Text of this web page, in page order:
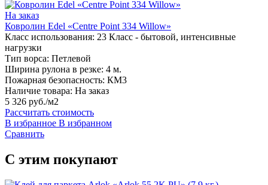
На заказ
Ковролин Edel «Centre Point 334 Willow»
Класс использования: 23 Класс - бытовой, интенсивные
нагрузки
Тип ворса: Петлевой
Ширина рулона в резке: 4 м.
Пожарная безопасность: КМ3
Наличие товара: На заказ
5 326 руб./м2
Рассчитать стоимость
В избранное В избранном
Сравнить
С этим покупают